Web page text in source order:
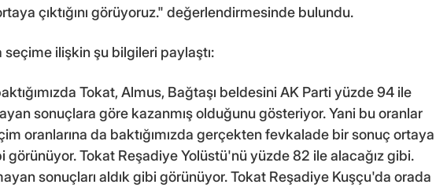
çıktığını görüyoruz." değerlendirmesinde bulundu.
seçime ilişkin şu bilgileri paylaştı:
Tokat, Almus, Bağtaşı beldesini AK Parti yüzde 94 ile
sonuçlara göre kazanmış olduğunu gösteriyor. Yani bu oranlar
oranlarına da baktığımızda gerçekten fevkalade bir sonuç ortaya
görünüyor. Tokat Reşadiye Yolüstü'nü yüzde 82 ile alacağız gibi.
sonuçları aldık gibi görünüyor. Tokat Reşadiye Kuşçu'da orada